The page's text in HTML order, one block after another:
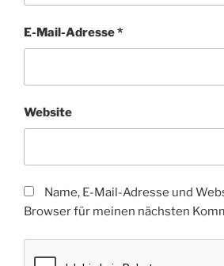
E-Mail-Adresse*
Website
Name, E-Mail-Adresse und
Browser für meinen nächsten